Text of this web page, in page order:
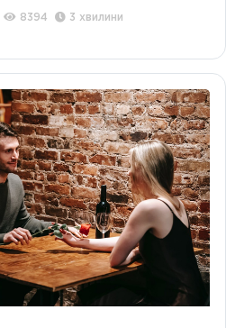
8394 3 хвилини